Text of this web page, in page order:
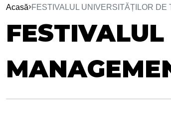
Acasă FESTIVALUL UNIVERSITĂȚILOR